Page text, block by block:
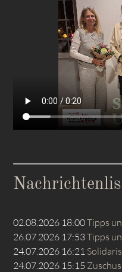
02.08.2026 18:00Tipps
26.07.2026 17:53Tipps
24.07.2026 16:21
24.07.2026 15:15